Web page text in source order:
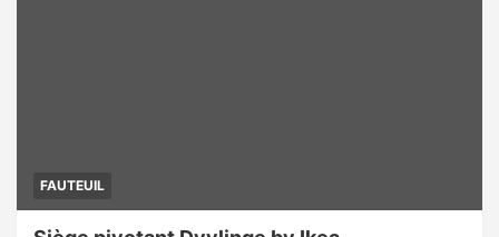
FAUTEUIL